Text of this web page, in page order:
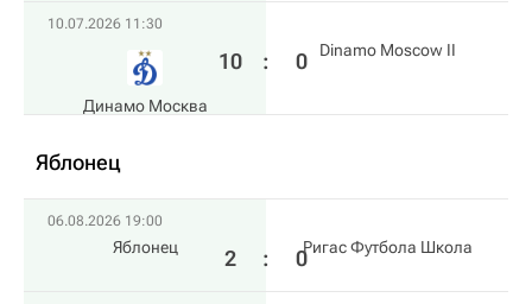
10.07.2026 11:30
Динамо Москва
10 : 0 Dinamo Moscow II
Яблонец
06.08.2026 19:00
Яблонец 2 : 0Ригас Футбола Школа